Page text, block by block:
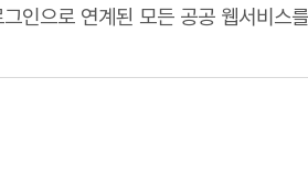
인으로 연계된 모든 공공 웹서비스